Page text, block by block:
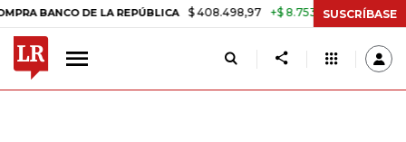
DE LA REPÚBLICA $ 408.498,97 +$ 8.753,81 +2,19% TASA DE
SUSCRÍBASE